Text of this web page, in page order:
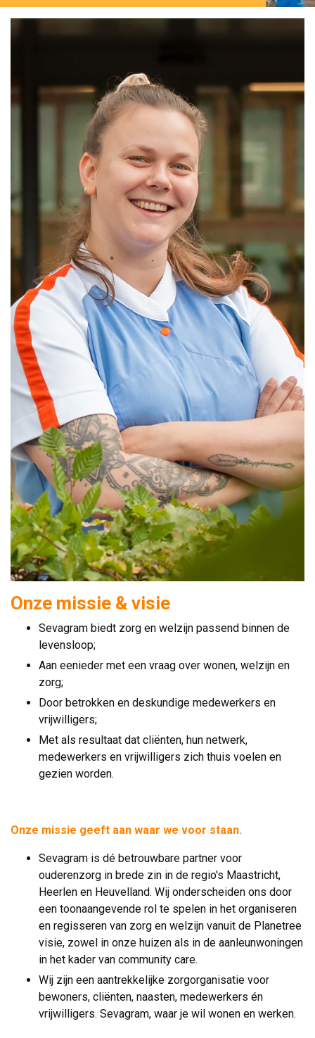
Onze missie & visie
Sevagram biedt zorg en welzijn passend binnen de
levensloop;
Aan eenieder met een vraag over wonen, welzijn en
zorg;
Door betrokken en deskundige medewerkers en
vrijwilligers;
Met als resultaat dat cliënten, hun netwerk,
medewerkers en vrijwilligers zich thuis voelen en
gezien worden.
Onze missie geeft aan waar we voor staan.
Sevagram is dé betrouwbare partner voor
ouderenzorg in brede zin in de regio's Maastricht,
Heerlen en Heuvelland. Wij onderscheiden ons door
een toonaangevende rol te spelen in het organiseren
en regisseren van zorg en welzijn vanuit de Planetree
visie, zowel in onze huizen als in de aanleunwoningen
in het kader van community care.
Wij zijn een aantrekkelijke zorgorganisatie voor
bewoners, cliënten, naasten, medewerkers én
vrijwilligers. Sevagram, waar je wil wonen en werken.